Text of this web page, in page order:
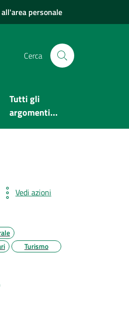
personale
Cerca
Tutti gli
argomenti...
Vedi azioni
Turismo